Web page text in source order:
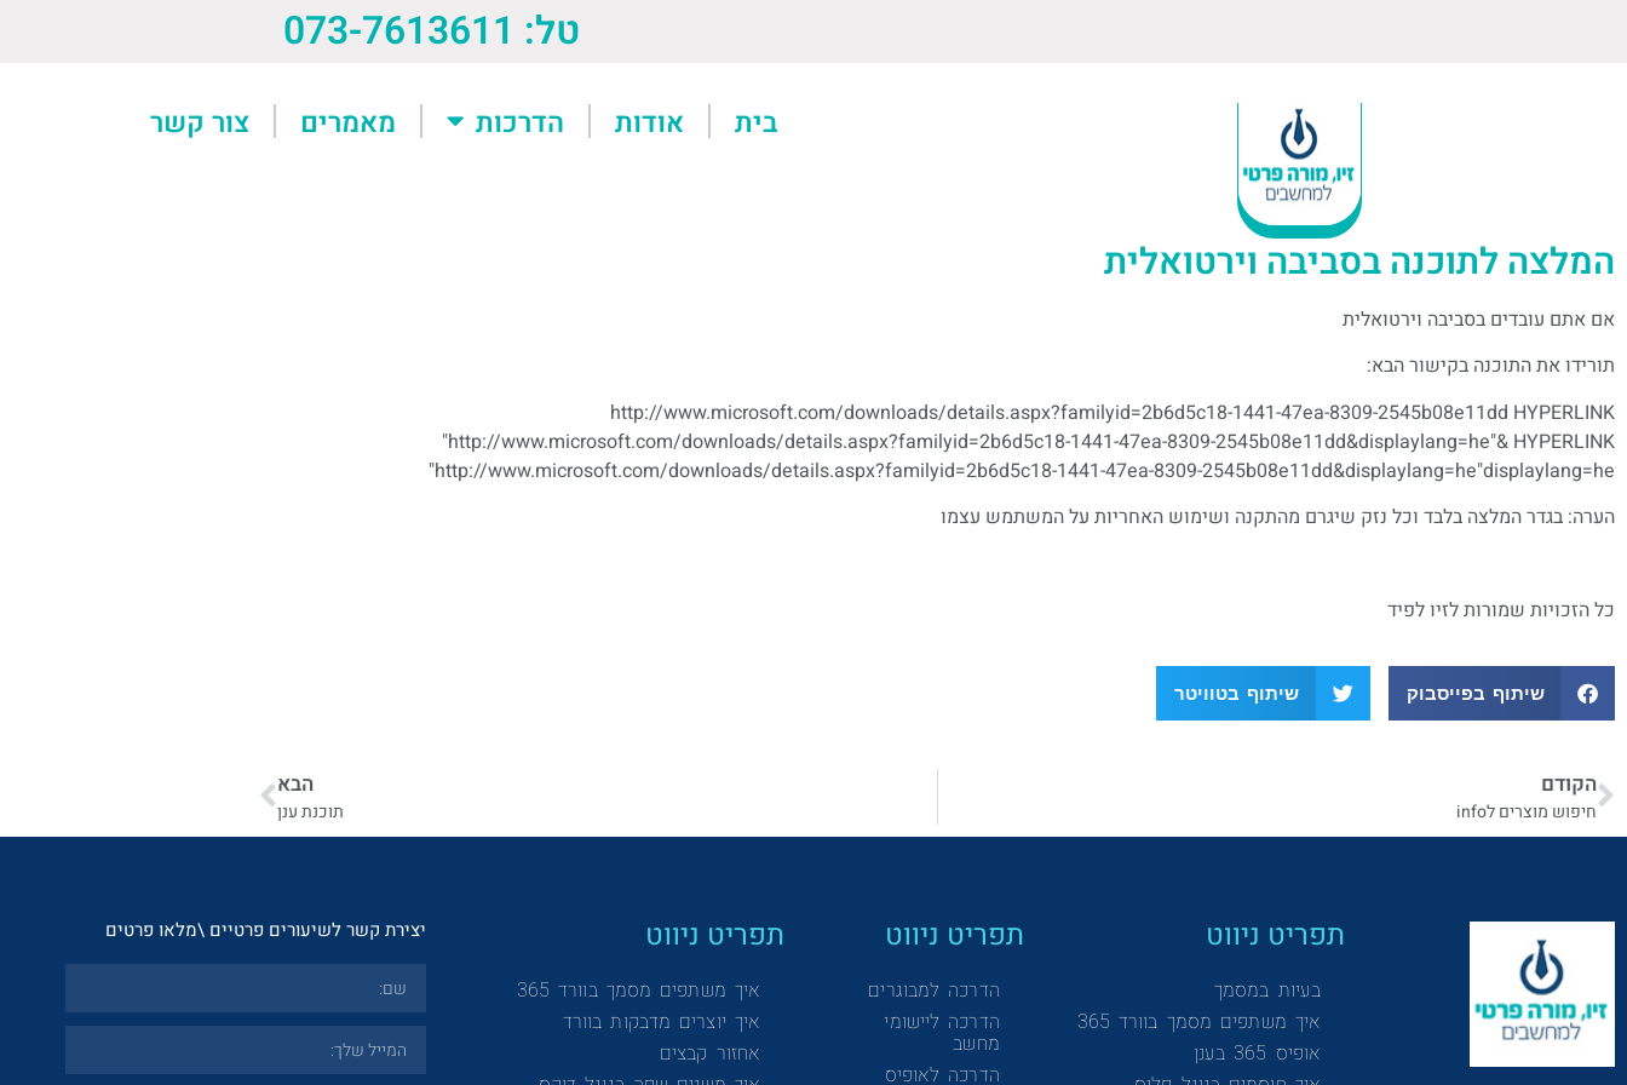
טל: 073-7613611
בית אודות הדרכות מאמרים צור קשר
המלצה לתוכנה בסביבה וירטואלית
אם אתם עובדים בסביבה וירטואלית
תורידו את התוכנה בקישור הבא:
http://www.microsoft.com/downloads/details.aspx?familyid=2b6d5c18-1441-47ea-8309-2545b08e11dd HYPERLINK
"http://www.microsoft.com/downloads/details.aspx?familyid=2b6d5c18-1441-47ea-8309-2545b08e11dd&displaylang=he"& HYPERLINK
"http://www.microsoft.com/downloads/details.aspx?familyid=2b6d5c18-1441-47ea-8309-2545b08e11dd&displaylang=he"displaylang=he
הערה: בגדר המלצה בלבד וכל נזק שיגרם מהתקנה ושימוש האחריות על המשתמש עצמו
כל הזכויות שמורות לזיו לפיד
שיתוף בפייסבוק שיתוף בטוויטר
הקודם
חיפוש מוצרים לinfo
הבא
תוכנת ענן
תפריט ניווט
בעיות במסמך
איך משתפים מסמך בוורד 365
אופיס 365 בענן
תפריט ניווט
הדרכה למבוגרים
הדרכה ליישומי
מחשב
הדרכה לאופיס
תפריט ניווט
איך משתפים מסמך בוורד 365
איך יוצרים מדבקות בוורד
אחזור קבצים
יצירת קשר לשיעורים פרטיים \מלאו פרטים